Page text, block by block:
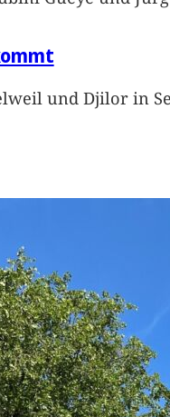
und Djilor in